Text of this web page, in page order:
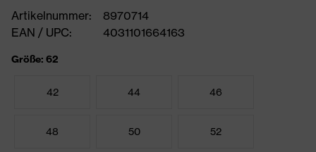
Artikelnummer:
8970714
EAN / UPC:
4031101664163
Größe: 62
42 44 46
48 50 52